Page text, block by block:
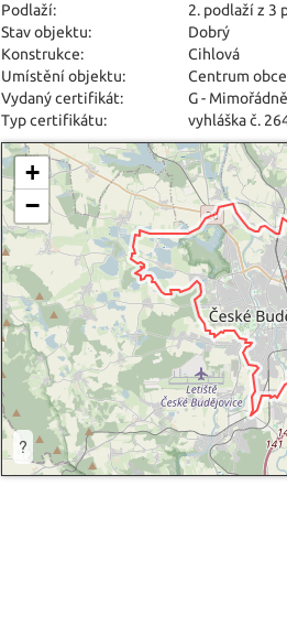
Podlaží:
2. podlaží z 3
Stav objektu:
Dobrý
Konstrukce:
Cihlová
Umístění objektu:
Centrum obce
Vydaný certifikát:
G -
Typ certifikátu:
vyhláška č.
+
−
?